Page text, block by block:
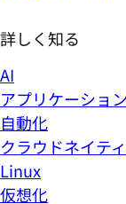
詳しく知る
AI
アプリケーショ
自動化
クラウドネイテ
Linux
仮想化